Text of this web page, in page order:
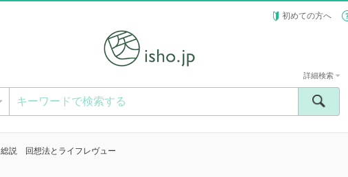
初めての方へ
詳細検索
総説 回想法とライフレヴュー